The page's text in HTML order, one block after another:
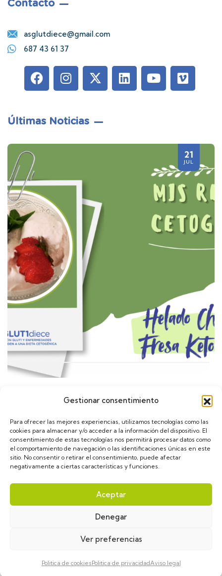
Gestionar consentimiento
Para ofrecer las mejores experiencias, utilizamos tecnologías como las
cookies para almacenar y/o acceder a la información del dispositivo. El
consentimiento de estas tecnologías nos permitirá procesar datos como
el comportamiento de navegación o las identificaciones únicas en este
sitio. No consentir o retirar el consentimiento, puede afectar
negativamente a ciertas características y funciones.
Aceptar
Denegar
Ver preferencias
Politica de cookiesPolitica de privacidadAviso legal
Contacto
asglutdiece@gmail.com
687 43 61 37
Últimas Noticias
21
JUL
asGLUT1diece © 2024. Diseñado porVulpeTI. Todos
los derechos reservados.
Política de privacidad
Política de cookies